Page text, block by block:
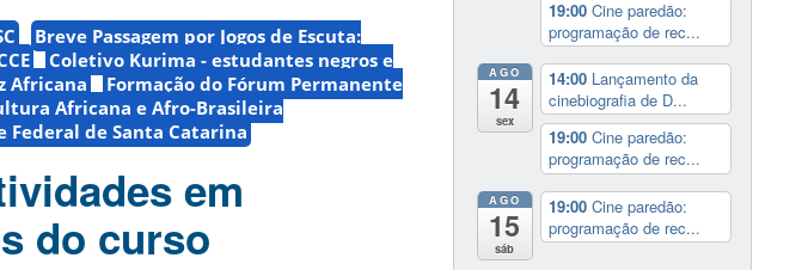
Breve Passagem por Jogos de Escuta:
Coletivo Kurima - estudantes negros e
Africana
Formação do Fórum Permanente
Africana e Afro-Brasileira
Federal de Santa Catarina
em
do curso
19:00 Cine paredão:
programação de rec...
AGO
14
sex
14:00 Lançamento da
cinebiografia de D...
19:00 Cine paredão:
programação de rec...
AGO
15
sáb
19:00 Cine paredão:
programação de rec...